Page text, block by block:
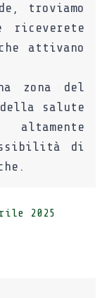
troviamo
riceverete
attivano
zona del
salute
di
2025